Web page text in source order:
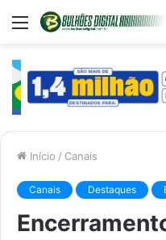
Menu
Início / Canais
Canais Destaques